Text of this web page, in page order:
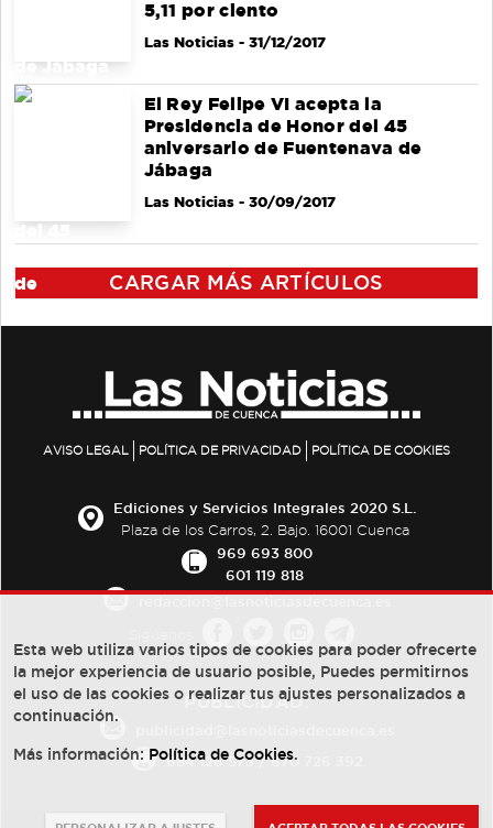
5,11 por ciento
Las Noticias- 31/12/2017
El Rey Felipe VI acepta la
Presidencia de Honor del 45
aniversario de Fuentenava de
Jábaga
Las Noticias- 30/09/2017
CARGAR MÁS ARTÍCULOS
AVISO LEGAL POLÍTICA DE PRIVACIDAD POLÍTICA DE COOKIES
Ediciones y Servicios Integrales 2020 S.L.
Plaza de los Carros, 2. Bajo. 16001 Cuenca
969 693 800
601 119 818
PUBLICIDAD:
684 126 573/670 726 392
Esta web utiliza varios tipos de cookies para poder ofrecerte
la mejor experiencia de usuario posible, Puedes permitirnos
el uso de las cookies o realizar tus ajustes personalizados a
continuación.
Más información: Política de Cookies.